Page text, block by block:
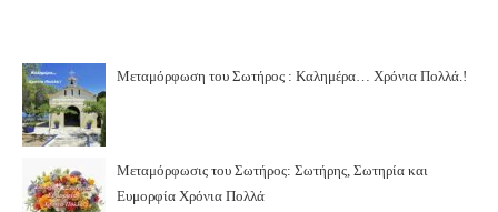
Μεταμόρφωση του Σωτήρος : Καλημέρα… Χρόνια Πολλά.!
Μεταμόρφωσις του Σωτήρος: Σωτήρης, Σωτηρία και
Ευμορφία Χρόνια Πολλά